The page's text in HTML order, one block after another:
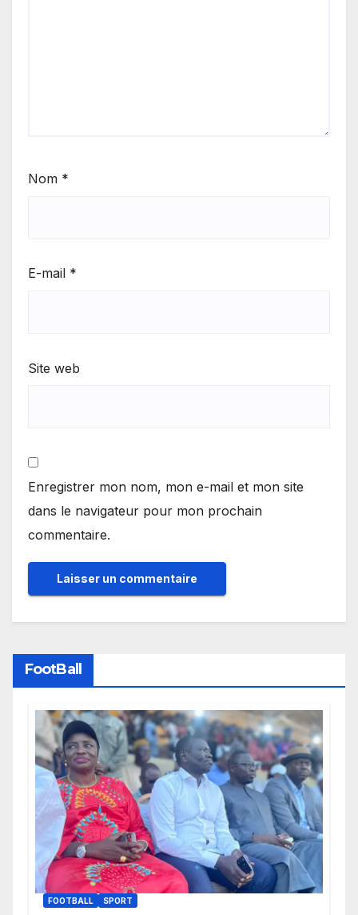
Nom *
E-mail *
Site web
Enregistrer mon nom, mon e-mail et mon site
dans le navigateur pour mon prochain
commentaire.
FootBall
FOOTBALL SPORT